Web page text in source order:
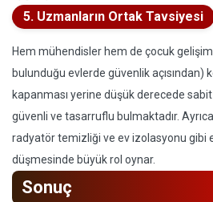
5. Uzmanların Ortak Tavsiyesi
Hem mühendisler hem de çocuk
bulunduğu evlerde güvenlik açısından)
kapanması yerine düşük derecede sabit
güvenli ve tasarruflu bulmaktadır. Ayrıca
radyatör temizliği ve ev izolasyonu gibi
düşmesinde büyük rol oynar.
Sonuç